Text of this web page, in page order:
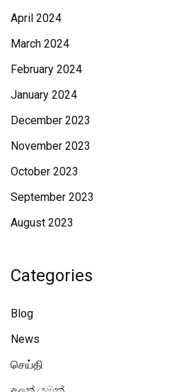
April 2024
March 2024
February 2024
January 2024
December 2023
November 2023
October 2023
September 2023
August 2023
Categories
Blog
News
செய்தி